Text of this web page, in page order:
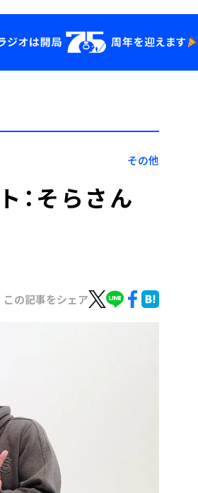
YouTube
その他
：そらさん
この記事をシェア